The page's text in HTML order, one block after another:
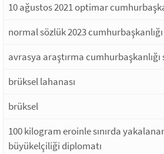
10 ağustos 2021 optimar
normal sözlük 2023
avrasya araştırma
brüksel lahanası
brüksel
100 kilogram eroinle sınırda
büyükelçiliği diplomatı